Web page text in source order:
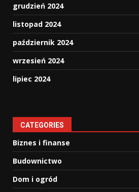
grudzień 2024
listopad 2024
październik 2024
wrzesień 2024
lipiec 2024
CATEGORIES
Biznes i finanse
Budownictwo
Dom i ogród